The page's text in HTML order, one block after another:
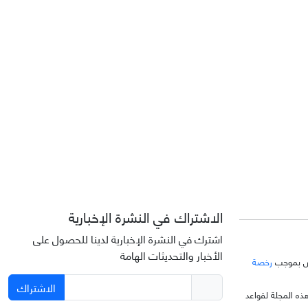
بموجب رخصة
المجلة لقواعد
الاشتراك في النشرة الإخبارية
اشترك في النشرة الإخبارية لدينا للحصول على
الأخبار والتحديثات الهامة
الاشتراك